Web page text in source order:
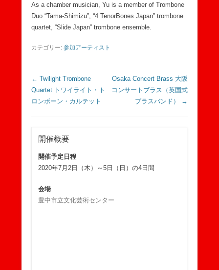
As a chamber musician, Yu is a member of Trombone
Duo “Tama-Shimizu”, “4 TenorBones Japan” trombone
quartet, “Slide Japan” trombone ensemble.
カテゴリー: 参加アーティスト
投稿ナビゲーション
← Twilight Trombone
Quartet トワイライト・ト
ロンボーン・カルテット
Osaka Concert Brass 大阪
コンサートブラス（英国式
ブラスバンド）
→
開催概要
開催予定日程
2020年7月2日（木）～5日（日）の4日間
会場
豊中市立文化芸術センター